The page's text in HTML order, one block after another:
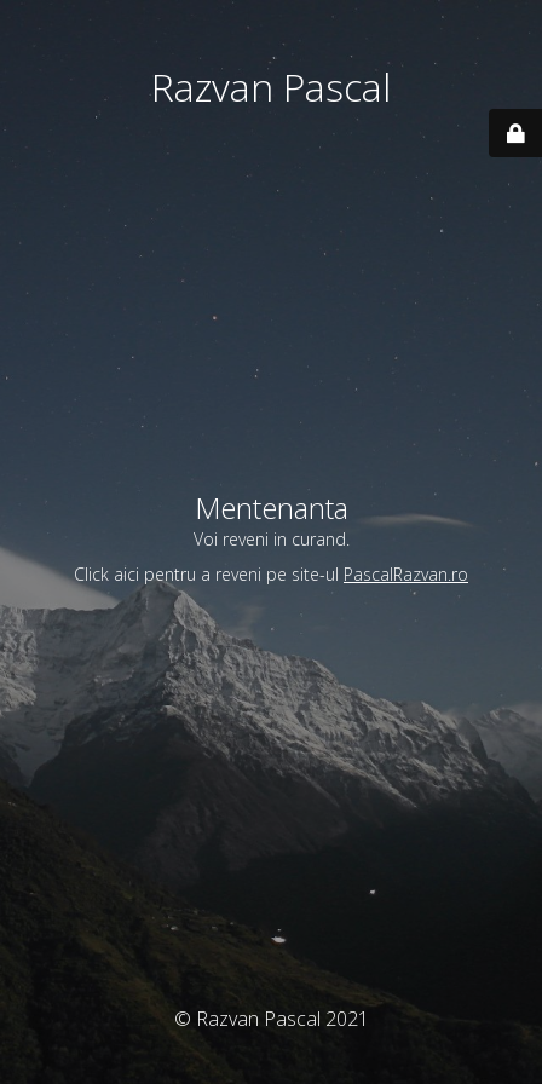
Razvan Pascal
Mentenanta
Voi reveni in curand.
Click aici pentru a reveni pe site-ul PascalRazvan.ro
© Razvan Pascal 2021